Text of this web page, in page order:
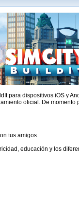
para dispositivos iOS y
oficial. De
tus amigos.
educación y los